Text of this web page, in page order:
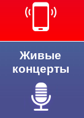
FM
Живые
концерты